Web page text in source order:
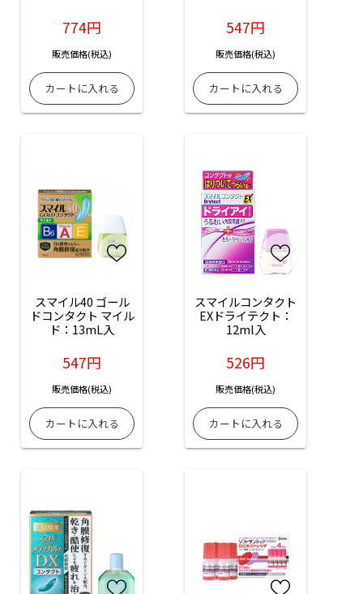
774円
販売価格(税込)
547円
販売価格(税込)
スマイル40 ゴール
ドコンタクト マイル
ド：13mL入
547円
販売価格(税込)
スマイルコンタクト
EXドライテクト：
12ml入
526円
販売価格(税込)